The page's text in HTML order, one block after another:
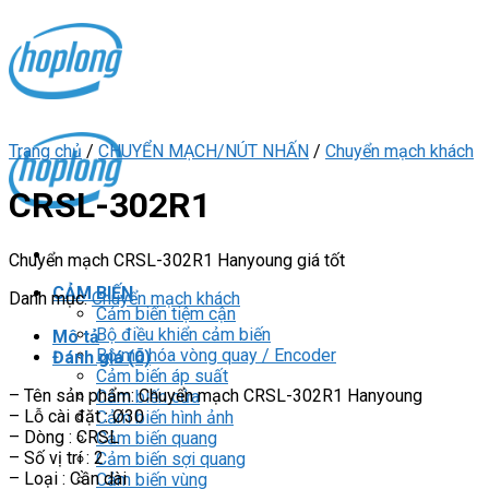
content
CẢM BIẾN
Cảm biến tiệm cận
Bộ điều khiển cảm biến
Bộ mã hóa vòng quay / Encoder
Cảm biến áp suất
Cảm biến cửa
Cảm biến hình ảnh
Cảm biến quang
Cảm biến sợi quang
Cảm biến vùng
Trang chủ / CHUYỂN MẠCH/NÚT NHẤN / Chuyển mạch khách
CRSL-302R1
Chuyển mạch CRSL-302R1 Hanyoung giá tốt
Danh mục:Chuyển mạch khách
Mô tả
Đánh giá (0)
– Tên sản phẩm: Chuyển mạch CRSL-302R1 Hanyoung
– Lỗ cài đặt : Ø30
– Dòng : CRSL
– Số vị trí : 2
– Loại : Cần dài